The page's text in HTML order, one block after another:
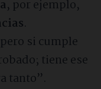
, por ejemplo,
.
si cumple
tiene ese
tanto”.